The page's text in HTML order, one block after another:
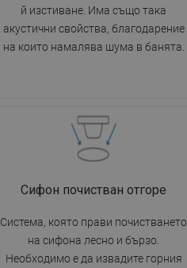
й изстиване. Има също така
акустични свойства, благодарение
на които намалява шума в банята.
Сифон почистван отгоре
Система, която прави почистването
на сифона лесно и бързо.
Необходимо е да извадите горния